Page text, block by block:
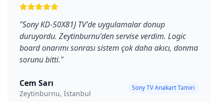
"Sony KD-50X81J TV'de uygulamalar donup
duruyordu. Zeytinburnu'den servise verdim. Logic
board onarımı sonrası sistem çok daha akıcı, donma
sorunu bitti."
Cem Sarı
Zeytinburnu, İstanbul
Sony TV Anakart Tamiri